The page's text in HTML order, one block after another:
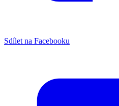
Sdílet na Facebooku